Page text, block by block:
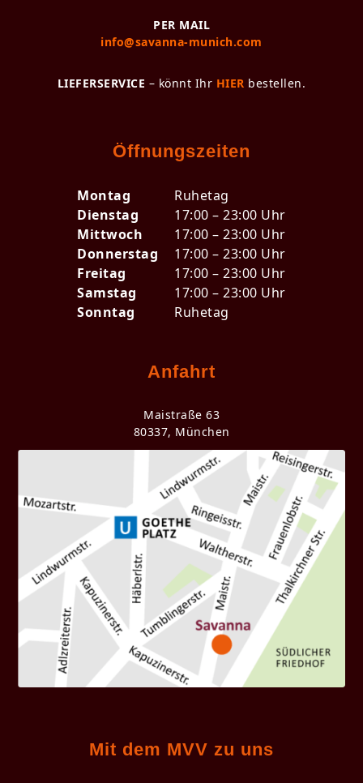
PER MAIL
info@savanna-munich.com
LIEFERSERVICE – könnt Ihr HIER bestellen.
Öffnungszeiten
Montag
Ruhetag
Dienstag
17:00 – 23:00 Uhr
Mittwoch
17:00 – 23:00 Uhr
Donnerstag
17:00 – 23:00 Uhr
Freitag
17:00 – 23:00 Uhr
Samstag
17:00 – 23:00 Uhr
Sonntag
Ruhetag
Anfahrt
Maistraße 63
80337, München
Mit dem MVV zu uns